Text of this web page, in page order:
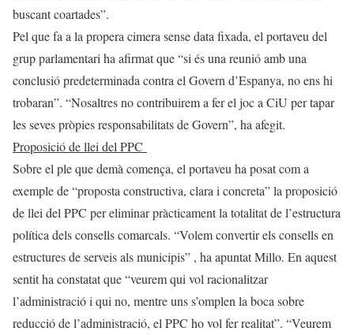
buscant coartades”.
Pel que fa a la propera cimera sense data fixada, el portaveu del
grup parlamentari ha afirmat que “si és una reunió amb una
conclusió predeterminada contra el Govern d’Espanya, no ens hi
trobaran”. “Nosaltres no contribuirem a fer el joc a CiU per tapar
les seves pròpies responsabilitats de Govern”, ha afegit.
Proposició de llei del PPC
Sobre el ple que demà comença, el portaveu ha posat com a
exemple de “proposta constructiva, clara i concreta” la proposició
de llei del PPC per eliminar pràcticament la totalitat de l’estructura
política dels consells comarcals. “Volem convertir els consells en
estructures de serveis als municipis” , ha apuntat Millo. En aquest
sentit ha constatat que “veurem qui vol racionalitzar
l’administració i qui no, mentre uns s’omplen la boca sobre
reducció de l’administració, el PPC ho vol fer realitat”. “Veurem